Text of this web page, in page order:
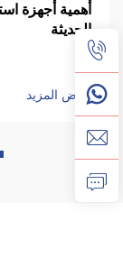
الحديثة
عرض المزيد